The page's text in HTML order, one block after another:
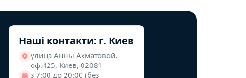
Наші контакти: г. Киев
улица Анны Ахматовой,
оф.425, Киев, 02081
з 7:00 до 20:00 (без